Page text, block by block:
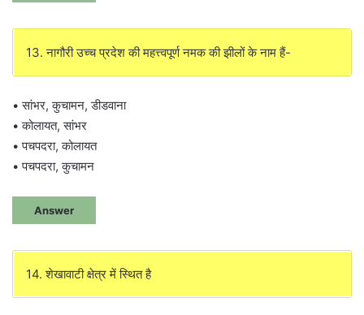
13. नागौरी उच्च प्रदेश की महत्त्वपूर्ण नमक की झीलों के नाम हैं-
• सांभर, कुचामन, डीडवाना
• कोलायत, सांभर
• पचपदरा, कोलायत
• पचपदरा, कुचामन
Answer
14. शेखावाटी क्षेत्र में स्थित है